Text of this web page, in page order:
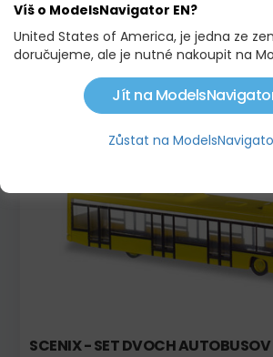
1 224,00 KČ
SCENIX - SET DVOCH AUTOBUSOV
Víš o ModelsNavigator EN?
United States of America, je jedna ze
doručujeme, ale je nutné nakoupit na
Jít na
Zůstat na